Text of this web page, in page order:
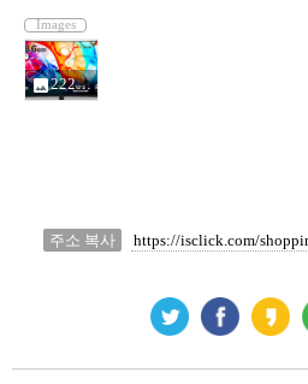
Images
photo2226819672959-137fdd46-6dbb-4439-aa9f-3063528d4f09_10406949.jpg
주소 복사